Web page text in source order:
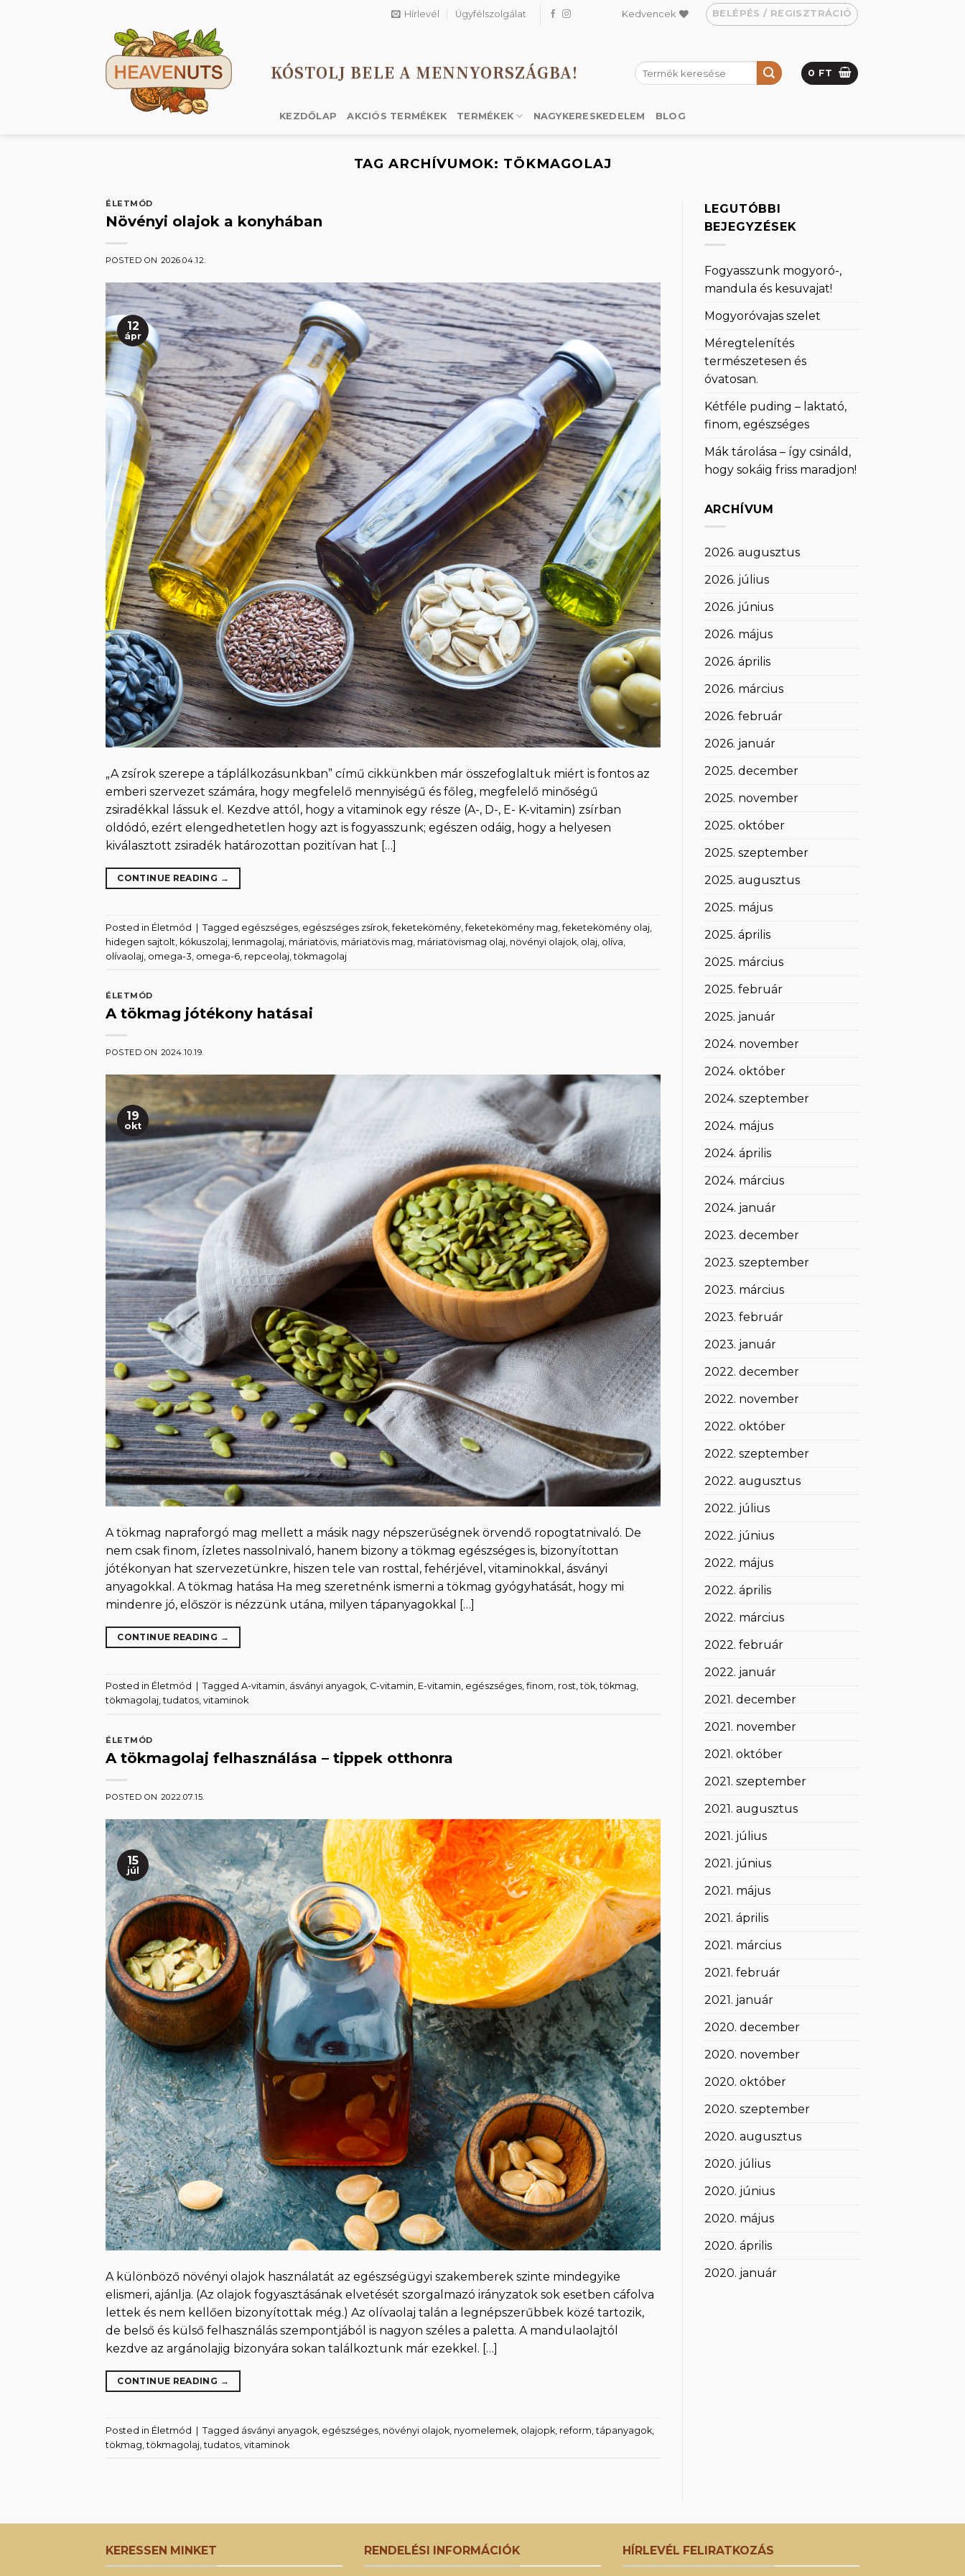
Hírlevél Ügyfélszolgálat Kedvencek BELÉPÉS / REGISZTRÁCIÓ
KÓSTOLJ BELE A MENNYORSZÁGBA!
Keresés
a
0 FT
KEZDŐLAP AKCIÓS TERMÉKEK TERMÉKEK NAGYKERESKEDELEM BLOG
TAG ARCHÍVUMOK: TÖKMAGOLAJ
ÉLETMÓD
Növényi olajok a konyhában
POSTED ON 2026.04.12.
12
ápr
„A zsírok szerepe a táplálkozásunkban” című cikkünkben már összefoglaltuk miért is fontos az
emberi szervezet számára, hogy megfelelő mennyiségű és főleg, megfelelő minőségű
zsiradékkal lássuk el. Kezdve attól, hogy a vitaminok egy része (A-, D-, E- K-vitamin) zsírban
oldódó, ezért elengedhetetlen hogy azt is fogyasszunk; egészen odáig, hogy a helyesen
kiválasztott zsiradék határozottan pozitívan hat […]
CONTINUE READING →
Posted in Életmód Tagged egészséges egészséges zsírok ,feketekömény ,feketekömény mag ,feketekömény olaj
hidegen sajtolt kókuszolaj lenmagolaj máriatövis máriatövis mag máriatövismag olaj növényi olajok olaj olíva
olívaolaj omega-3 omega-6 repceolaj ,tökmagolaj
ÉLETMÓD
A tökmag jótékony hatásai
POSTED ON 2024.10.19.
19
okt
A tökmag napraforgó mag mellett a másik nagy népszerűségnek örvendő ropogtatnivaló. De
nem csak finom, ízletes nassolnivaló, hanem bizony a tökmag egészséges is, bizonyítottan
jótékonyan hat szervezetünkre, hiszen tele van rosttal, fehérjével, vitaminokkal, ásványi
anyagokkal. A tökmag hatása Ha meg szeretnénk ismerni a tökmag gyógyhatását, hogy mi
mindenre jó, először is nézzünk utána, milyen tápanyagokkal […]
CONTINUE READING →
Posted in Életmód Tagged A-vitamin, ásványi anyagok, C-vitamin, E-vitamin, egészséges, finom, rost,tök,tökmag,
tökmagolaj,tudatos, vitaminok
ÉLETMÓD
A tökmagolaj felhasználása – tippek otthonra
POSTED ON 2022.07.15.
15
júl
A különböző növényi olajok használatát az egészségügyi szakemberek szinte mindegyike
elismeri, ajánlja. (Az olajok fogyasztásának elvetését szorgalmazó irányzatok sok esetben cáfolva
lettek és nem kellően bizonyítottak még.) Az olívaolaj talán a legnépszerűbbek közé tartozik,
de belső és külső felhasználás szempontjából is nagyon széles a paletta. A mandulaolajtól
kezdve az argánolajig bizonyára sokan találkoztunk már ezekkel. […]
CONTINUE READING →
Posted in Életmód | Tagged ásványi anyagok egészséges növényi olajok nyomelemek olajopk reform ,tápanyagok
tökmag ,tökmagolaj ,tudatos vitaminok
LEGUTÓBBI
BEJEGYZÉSEK
Fogyasszunk mogyoró-,
mandula és kesuvajat!
Mogyoróvajas szelet
Méregtelenítés
természetesen és
óvatosan.
Kétféle puding – laktató,
finom, egészséges
Mák tárolása – így csináld,
hogy sokáig friss maradjon!
ARCHÍVUM
2026. augusztus
2026. július
2026. június
2026. május
2026. április
2026. március
2026. február
2026. január
2025. december
2025. november
2025. október
2025. szeptember
2025. augusztus
2025. május
2025. április
2025. március
2025. február
2025. január
2024. november
2024. október
2024. szeptember
2024. május
2024. április
2024. március
2024. január
2023. december
2023. szeptember
2023. március
2023. február
2023. január
2022. december
2022. november
2022. október
2022. szeptember
2022. augusztus
2022. július
2022. június
2022. május
2022. április
2022. március
2022. február
2022. január
2021. december
2021. november
2021. október
2021. szeptember
2021. augusztus
2021. július
2021. június
2021. május
2021. április
2021. március
2021. február
2021. január
2020. december
2020. november
2020. október
2020. szeptember
2020. augusztus
2020. július
2020. június
2020. május
2020. április
2020. január
KERESSEN MINKET RENDELÉSI INFORMÁCIÓK HÍRLEVÉL FELIRATKOZÁS